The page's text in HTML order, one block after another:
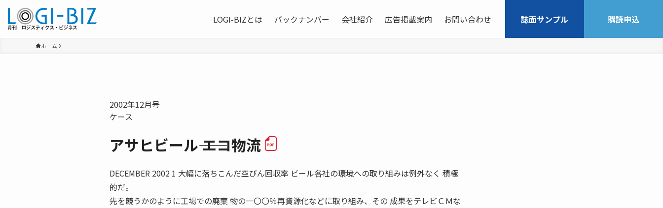
LOGI-BIZとは バックナンバー 会社紹介 広告掲載案内 お問い合わせ 誌面サンプル 購読申込
ホーム
2002年12月号
ケース
アサヒビール―― エコ物流
DECEMBER 2002 1 大幅に落ちこんだ空びん回収率 ビール各社の環境への取り組みは例外なく 積極
的だ。
先を競うかのように工場での廃棄 物の一〇〇％再資源化などに取り組み、その 成果をテレビＣＭな